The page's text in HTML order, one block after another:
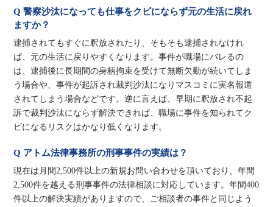
Q 警察沙汰になっても仕事をクビにならず元の生活に戻れ
ますか？
逮捕されてもすぐに釈放されたり、そもそも逮捕されなけれ
ば、元の生活に戻りやすくなります。事件が職場にバレるの
は、逮捕後に長期間の身柄拘束を受けて無断欠勤が続いてしま
う場合や、事件が起訴され裁判沙汰になりマスコミに実名報道
されてしまう場合などです。逆に言えば、早期に釈放され不起
訴で裁判沙汰にならず解決できれば、職場に事件を知られてク
ビになるリスクはかなり低くなります。
Q アトム法律事務所の刑事事件の実績は？
現在は月間2,500件以上の新規お問い合わせを頂いており、年間
2,500件を越える刑事事件の法律相談に対応しています。年間400
件以上の解決実績がありますので、ご相談者の事件と同じよう